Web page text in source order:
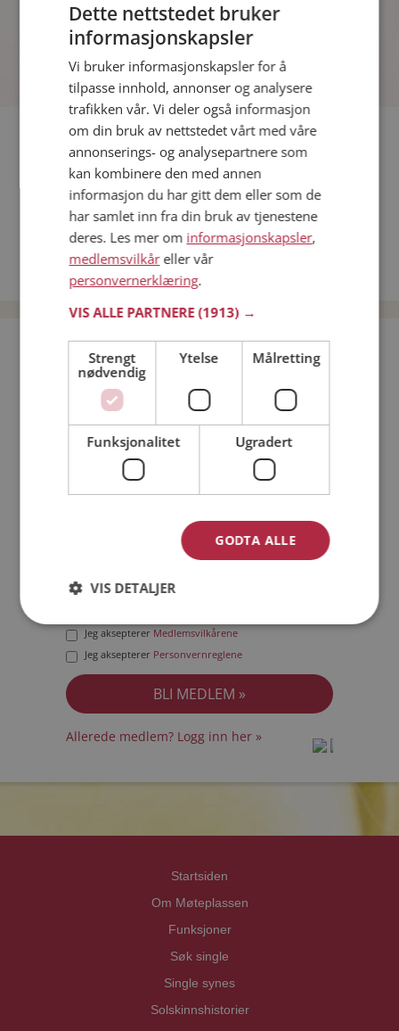
Møteplassen.
Fler single
Flere singlemenn fra Indre Østfold:Per Einar
Bli medlem gratis!
Jeg er en: Mann Kvinne
Min alder:
Jeg aksepterer Medlemsvilkårene
Jeg aksepterer Personvernreglene
Allerede medlem? Logg inn her »
Startsiden
Om Møteplassen
Funksjoner
Søk single
Single synes
Solskinnshistorier
Dette nettstedet bruker
informasjonskapsler
Vi bruker informasjonskapsler for å
tilpasse innhold, annonser og analysere
trafikken vår. Vi deler også informasjon
om din bruk av nettstedet vårt med våre
annonserings- og analysepartnere som
kan kombinere den med annen
informasjon du har gitt dem eller som de
har samlet inn fra din bruk av tjenestene
deres. Les mer om informasjonskapsler,
medlemsvilkåreller vår
personvernerklæring.
VIS ALLE PARTNERE(1913) →
Strengt
nødvendig
Ytelse Målretting
Funksjonalitet Ugradert
GODTA ALLE
VIS DETALJER